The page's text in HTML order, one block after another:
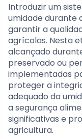
Introduzir um
umidade durante
garantir a
agrícolas. Nesta
alcançado
preservado ou
implementadas
proteger a
adequado da
a segurança
significativas e
agricultura.